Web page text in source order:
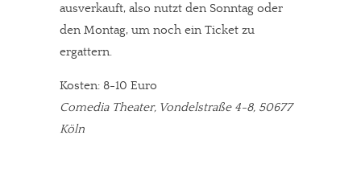
ausverkauft, also nutzt den Sonntag oder
den Montag, um noch ein Ticket zu
ergattern.
Kosten: 8-10 Euro
Comedia Theater, Vondelstraße 4-8, 50677
Köln